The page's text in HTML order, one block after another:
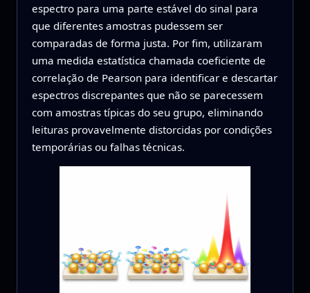
espectro para uma parte estável do sinal para
que diferentes amostras pudessem ser
comparadas de forma justa. Por fim, utilizaram
uma medida estatística chamada coeficiente de
correlação de Pearson para identificar e descartar
espectros discrepantes que não se parecessem
com amostras típicas do seu grupo, eliminando
leituras provavelmente distorcidas por condições
temporárias ou falhas técnicas.